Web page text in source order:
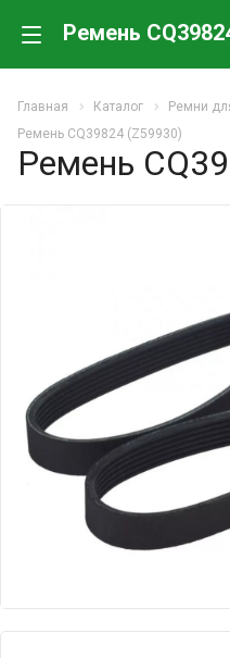
Главная Каталог
Ремни
Ремень CQ39824 (Z59930)
Ремень